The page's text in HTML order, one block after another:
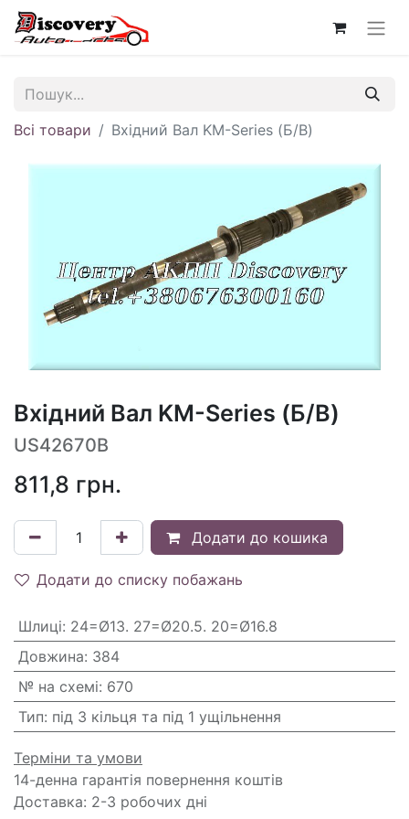
Всі товари Вхідний Вал KM-Series (Б/В)
Вхідний Вал KM-Series (Б/В)
US42670B
811,8 грн.
Додати до кошика
Додати до списку побажань
Шлиці: 24=Ø13. 27=Ø20.5. 20=Ø16.8
Довжина: 384
№ на схемі: 670
Тип: під 3 кільця та під 1 ущільнення
Терміни та умови
14-денна гарантія повернення коштів
Доставка: 2-3 робочих дні